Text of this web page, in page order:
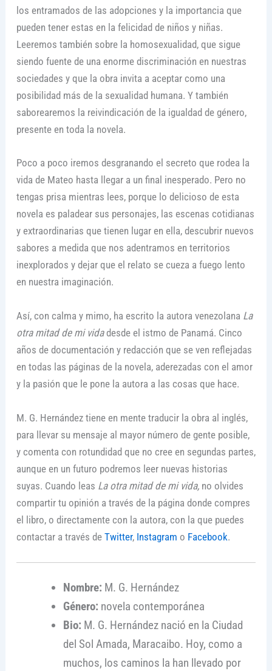
los entramados de las adopciones y la importancia que
pueden tener estas en la felicidad de niños y niñas.
Leeremos también sobre la homosexualidad, que sigue
siendo fuente de una enorme discriminación en nuestras
sociedades y que la obra invita a aceptar como una
posibilidad más de la sexualidad humana. Y también
saborearemos la reivindicación de la igualdad de género,
presente en toda la novela.
Poco a poco iremos desgranando el secreto que rodea la
vida de Mateo hasta llegar a un final inesperado. Pero no
tengas prisa mientras lees, porque lo delicioso de esta
novela es paladear sus personajes, las escenas cotidianas
y extraordinarias que tienen lugar en ella, descubrir nuevos
sabores a medida que nos adentramos en territorios
inexplorados y dejar que el relato se cueza a fuego lento
en nuestra imaginación.
Así, con calma y mimo, ha escrito la autora venezolana La
otra mitad de mi vidadesde el istmo de Panamá. Cinco
años de documentación y redacción que se ven reflejadas
en todas las páginas de la novela, aderezadas con el amor
y la pasión que le pone la autora a las cosas que hace.
M. G. Hernández tiene en mente traducir la obra al inglés,
para llevar su mensaje al mayor número de gente posible,
y comenta con rotundidad que no cree en segundas partes,
aunque en un futuro podremos leer nuevas historias
suyas. Cuando leas La otra mitad de mi vida,no olvides
compartir tu opinión a través de la página donde compres
el libro, o directamente con la autora, con la que puedes
contactar a través de Twitter, Instagram o Facebook.
Nombre: M. G. Hernández
Género: novela contemporánea
Bio: M. G. Hernández nació en la Ciudad
del Sol Amada, Maracaibo. Hoy, como a
muchos, los caminos la han llevado por